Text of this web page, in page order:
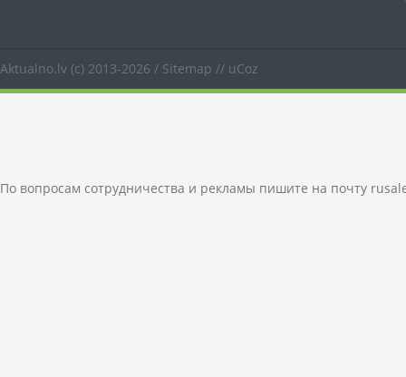
Aktualno.lv (c) 2013-2026 / Sitemap // uCoz
По вопросам сотрудничества и рекламы пишите на почту